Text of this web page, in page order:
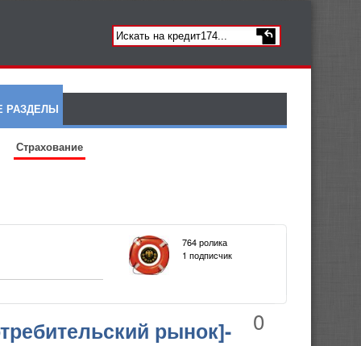
РАЗДЕЛЫ
Страхование
764 ролика
1 подписчик
0
рынок]-